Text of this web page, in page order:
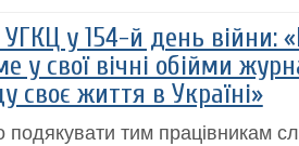
УГКЦ у 154-й день війни:
у свої вічні обійми
своє життя в Україні»
подякувати тим працівникам